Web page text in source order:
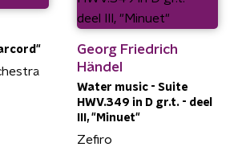
Georg Friedrich
Händel
Water music - Suite
HWV.349 in D gr.t. - deel
III, "Minuet"
Zefiro